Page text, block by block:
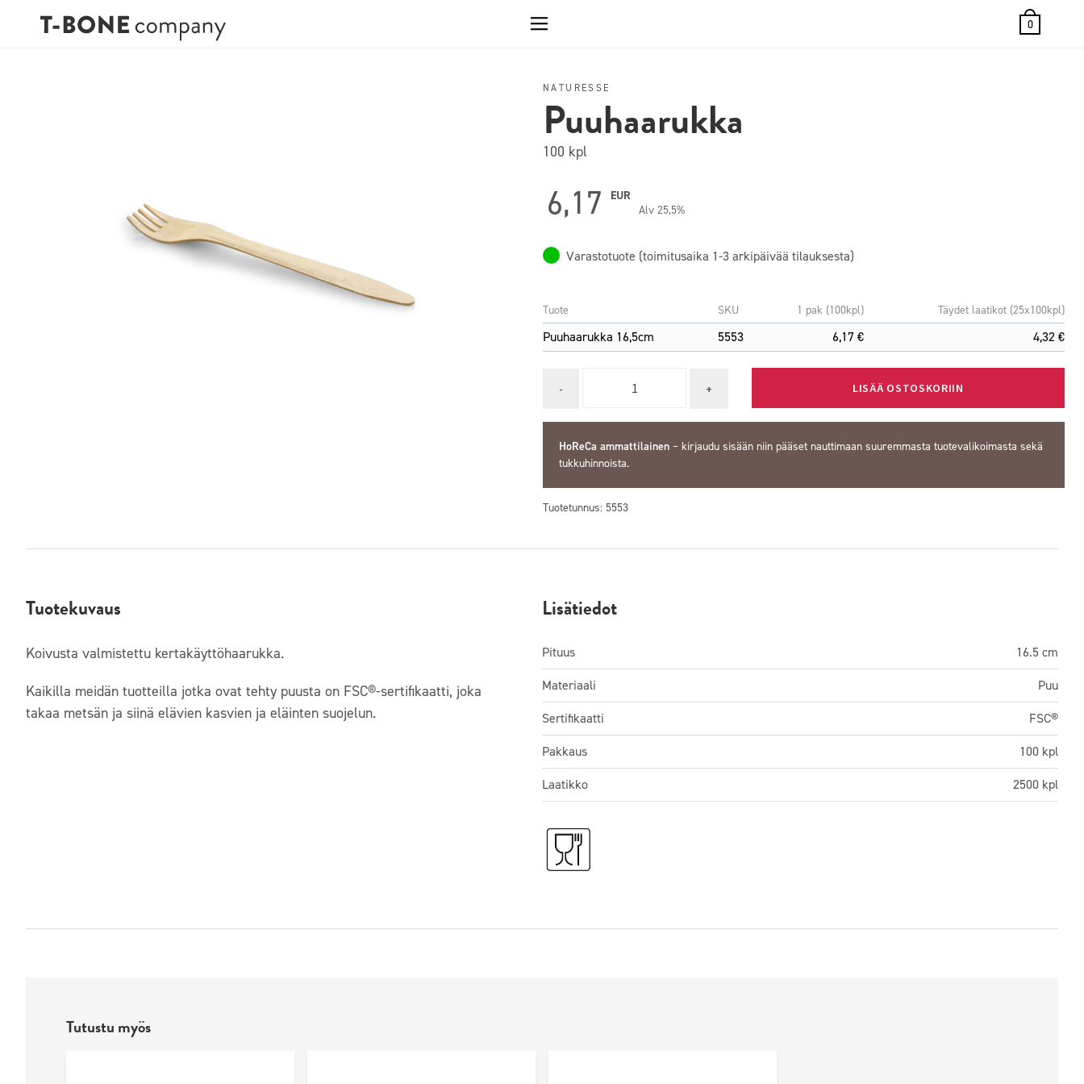
0
NATURESSE
Puuhaarukka
100 kpl
6,17
EUR
Alv 25,5%
Varastotuote (toimitusaika 1-3 arkipäivää tilauksesta)
Tuote SKU 1 pak (100kpl) Täydet laatikot (25x100kpl)
Puuhaarukka 16,5cm 5553 6,17 € 4,32 €
LISÄÄ OSTOSKORIIN
HoReCa ammattilainen – kirjaudu sisään niin pääset nauttimaan suuremmasta tuotevalikoimasta sekä
tukkuhinnoista.
Tuotetunnus: 5553
Tuotekuvaus
Koivusta valmistettu kertakäyttöhaarukka.
Kaikilla meidän tuotteilla jotka ovat tehty puusta on FSC®-sertifikaatti, joka
takaa metsän ja siinä elävien kasvien ja eläinten suojelun.
Lisätiedot
Pituus
16.5 cm
Materiaali
Puu
Sertifikaatti
FSC®
Pakkaus
100 kpl
Laatikko
2500 kpl
Tutustu myös